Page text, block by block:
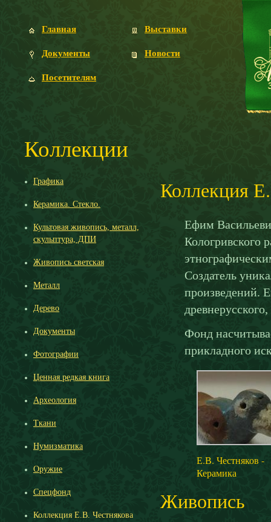
Главная
Документы
Посетителям
Выставки
Новости
Коллекции
Графика
Керамика. Стекло.
Культовая живопись, металл,
скульптура, ДПИ
Живопись светская
Металл
Дерево
Документы
Фотографии
Ценная редкая книга
Археология
Ткани
Нумизматика
Оружие
Спецфонд
Коллекция Е.В. Честнякова
Коллекция
Ефим
Кологривского
Создатель
произведений.
Фонд
прикладного
Е.В. Честняков -
Керамика
Живопись